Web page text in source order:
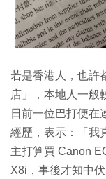
若是香港人，也許
店」，本地人一般
日前一位巴打便在
經歷，表示：「我
主打算買 Canon
X8i，事後才知中伏